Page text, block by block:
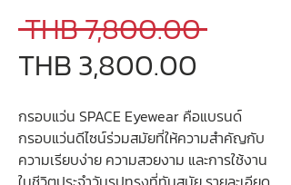
THB 7,800.00 Regular
THB 3,800.00
Price
กรอบแว่น SPACE Eyewear คือแบรนด์
กรอบแว่นดีไซน์ร่วมสมัยที่ให้ความสำคัญกับ
ความเรียบง่าย ความสวยงาม และการใช้งาน